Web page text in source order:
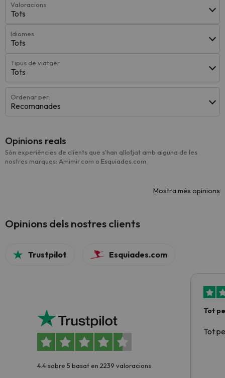
Valoracions
Tots
Idiomes
Tots
Tipus de viatger
Tots
Ordenar per:
Recomanades
Opinions reals
Són experiències de clients que s'han allotjat amb alguna de les
nostres marques: Amimir.com o Esquiades.com
Mostra més opinions
Opinions dels nostres clients
Trustpilot Esquiades.com
4.4 sobre 5 basat en 2239 valoracions
Tot
Tot